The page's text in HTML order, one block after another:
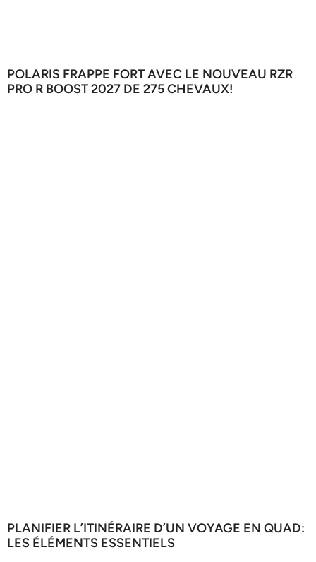
POLARIS FRAPPE FORT AVEC LE NOUVEAU RZR
PRO R BOOST 2027 DE 275 CHEVAUX!
PLANIFIER L’ITINÉRAIRE D’UN VOYAGE EN QUAD:
LES ÉLÉMENTS ESSENTIELS